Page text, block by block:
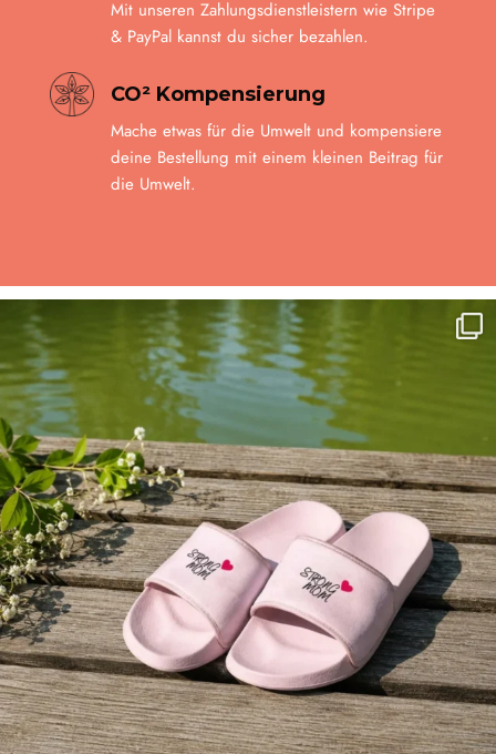
Mit unseren Zahlungsdienstleistern wie Stripe
& PayPal kannst du sicher bezahlen.
CO² Kompensierung
Mache etwas für die Umwelt und kompensiere
deine Bestellung mit einem kleinen Beitrag für
die Umwelt.